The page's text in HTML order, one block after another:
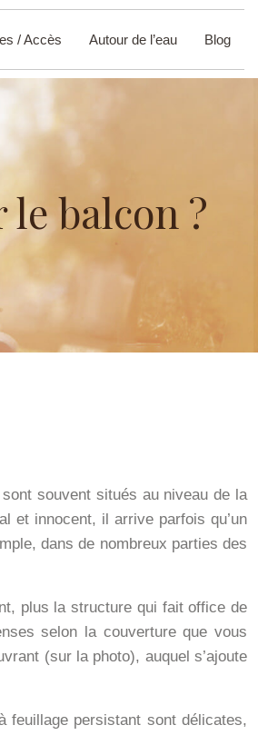
/ Accès Autour de l’eau Blog
balcon ?
souvent situés au niveau de la
et innocent, il arrive parfois qu’un
dans de nombreux parties des
plus la structure qui fait office de
selon la couverture que vous
(sur la photo), auquel s’ajoute
persistant sont délicates,